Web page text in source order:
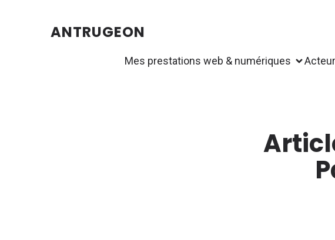
ANTRUGEON
Mes prestations web & numériques